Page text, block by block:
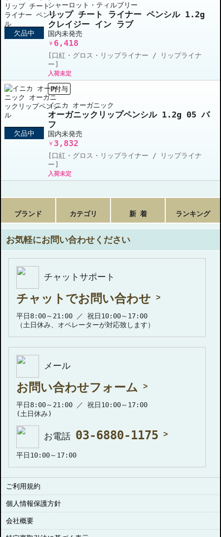
欠品中
シャーロット・ティルブリー
リップ チート ライナー ペンシル 1.2g
クレイジー イン ラブ
国内未発売
￥ 6,418
[口紅・グロス・リップライナー / リップライナ
ー]
入荷未定
欠品中
P付与
イニカ オーガニック
オーガニックリップペンシル 1.2g 05 バ
フ
国内未発売
￥ 3,832
[口紅・グロス・リップライナー / リップライナ
ー]
入荷未定
ブランド カテゴリ 新 着 ランキング
お気軽にお問い合わせください
チャットサポート
チャットでお問い合わせ
平日8:00～21:00 ／ 祝日10:00～17:00
（土日休み、オペレーターが対応致します）
メール
お問い合わせフォーム
平日8:00～21:00 ／ 祝日10:00～17:00
(土日休み)
お電話 03-6880-1175
平日10:00～17:00
ご利用規約
個人情報保護方針
会社概要